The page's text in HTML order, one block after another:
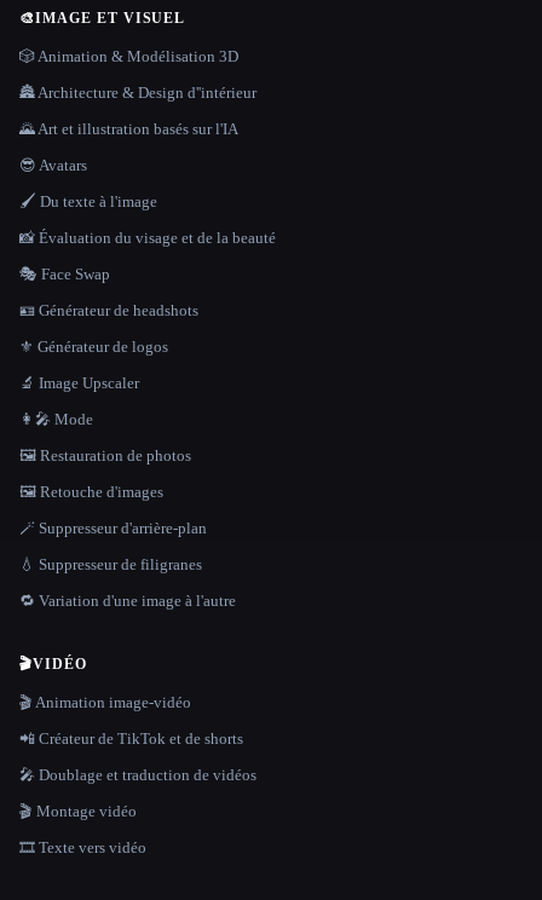
🎨IMAGE ET VISUEL
🎲 Animation & Modélisation 3D
🏯 Architecture & Design d''intérieur
🌄 Art et illustration basés sur l'IA
😎 Avatars
🖌️ Du texte à l'image
📸 Évaluation du visage et de la beauté
🎭 Face Swap
🪪 Générateur de headshots
⚜️ Générateur de logos
🔬 Image Upscaler
👩‍🎤 Mode
🖼️ Restauration de photos
🖼️ Retouche d'images
🪄 Suppresseur d'arrière-plan
💧 Suppresseur de filigranes
🔁 Variation d'une image à l'autre
🎬VIDÉO
🎬 Animation image-vidéo
📲 Créateur de TikTok et de shorts
🎤 Doublage et traduction de vidéos
🎬 Montage vidéo
🎞️ Texte vers vidéo